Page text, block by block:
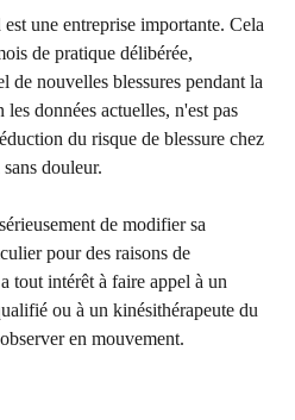
une entreprise importante. Cela
de pratique délibérée,
de nouvelles blessures pendant la
données actuelles, n'est pas
du risque de blessure chez
douleur.
de modifier sa
pour des raisons de
tout intérêt à faire appel à un
ou à un kinésithérapeute du
en mouvement.